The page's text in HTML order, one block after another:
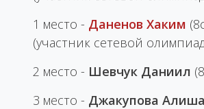
1 место - Даненов Хаким
(участник сетевой
2 место - Шевчук Даниил
3 место - Джакупова Алиша